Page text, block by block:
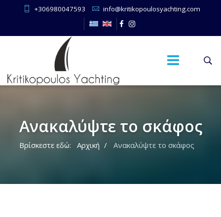
+306980047593 info@kritikopoulosyachting.com
Ανακαλύψτε το σκάφος
Βρίσκεστε εδώ: Αρχική Ανακαλύψτε το σκάφος